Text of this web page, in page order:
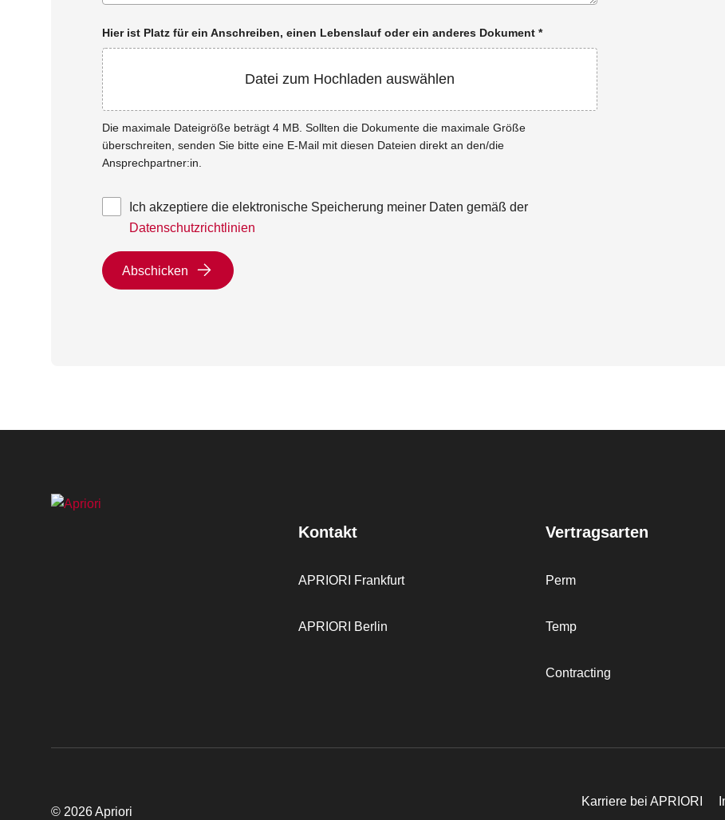
Hier ist Platz für ein Anschreiben, einen Lebenslauf oder ein anderes Dokument *
Datei zum Hochladen auswählen
Die maximale Dateigröße beträgt 4 MB. Sollten die Dokumente die maximale Größe
überschreiten, senden Sie bitte eine E-Mail mit diesen Dateien direkt an den/die
Ansprechpartner:in.
Ich akzeptiere die elektronische Speicherung meiner Daten gemäß der
Datenschutzrichtlinien
Abschicken
Kontakt
APRIORI Frankfurt
APRIORI Berlin
Vertragsarten
Perm
Temp
Contracting
© 2026 Apriori
Karriere bei APRIORI